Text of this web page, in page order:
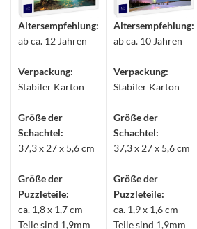
Altersempfehlung:
ab ca. 12 Jahren
Verpackung:
Stabiler Karton
Größe der
Schachtel:
37,3 x 27 x 5,6 cm
Größe der
Puzzleteile:
ca. 1,8 x 1,7 cm
Teile sind 1,9mm
Altersempfehlung:
ab ca. 10 Jahren
Verpackung:
Stabiler Karton
Größe der
Schachtel:
37,3 x 27 x 5,6 cm
Größe der
Puzzleteile:
ca. 1,9 x 1,6 cm
Teile sind 1,9mm